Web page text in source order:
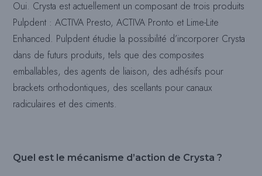
Oui. Crysta est actuellement un composant de trois produits
Pulpdent : ACTIVA Presto, ACTIVA Pronto et Lime-Lite
Enhanced. Pulpdent étudie la possibilité d’incorporer Crysta
dans de futurs produits, tels que des composites
emballables, des agents de liaison, des adhésifs pour
brackets orthodontiques, des scellants pour canaux
radiculaires et des ciments.
Quel est le mécanisme d’action de Crysta ?